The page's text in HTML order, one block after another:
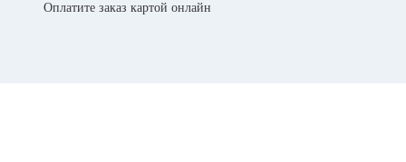
Оплатите заказ картой онлайн